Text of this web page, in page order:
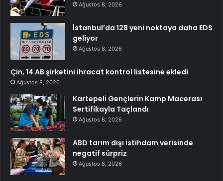
Ağustos 8, 2026
İstanbul’da 128 yeni noktaya daha EDS
geliyor
Ağustos 8, 2026
Çin, 14 AB şirketini ihracat kontrol listesine ekledi
Ağustos 8, 2026
Kartepeli Gençlerin Kamp Macerası
Sertifikayla Taçlandı
Ağustos 8, 2026
ABD tarım dışı istihdam verisinde
negatif sürpriz
Ağustos 8, 2026